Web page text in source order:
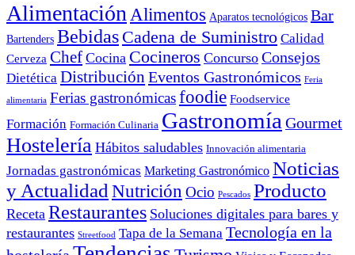
Alimentación Alimentos Aparatos tecnológicos Bar
Bartenders Bebidas Cadena de Suministro Calidad
Cerveza Chef Cocina Cocineros Concurso Consejos
Dietética Distribución Eventos Gastronómicos Feria
alimentaria Ferias gastronómicasfoodie Foodservice
Formación Formación Culinaria Gastronomía Gourmet
Hostelería Hábitos saludables Innovación alimentaria
Jornadas gastronómicas Marketing Gastronómico Noticias
y Actualidad Nutrición Ocio Pescados Producto
Receta Restaurantes Soluciones digitales para bares y
restaurantes Streetfood Tapa de la Semana Tecnología en la